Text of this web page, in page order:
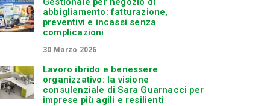
abbigliamento: fatturazione,
preventivi e incassi senza
complicazioni
30 Marzo 2026
Lavoro ibrido e benessere
organizzativo: la visione
consulenziale di Sara Guarnacci per
imprese più agili e resilienti